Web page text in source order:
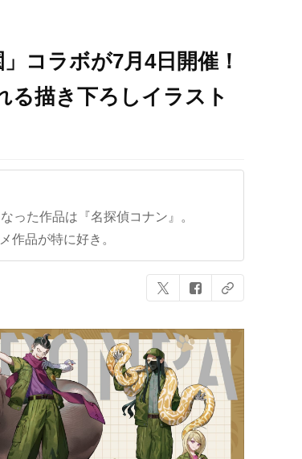
コラボが7月4日開催！
る描き下ろしイラスト
った作品は『名探偵コナン』。
作品が特に好き。